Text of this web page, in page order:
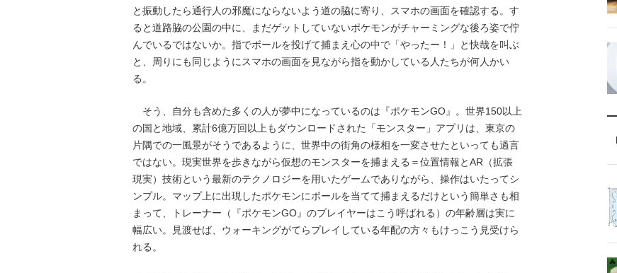
と振動したら通行人の邪魔にならないよう道の脇に寄り、スマホの画面を確認する。す
ると道路脇の公園の中に、まだゲットしていないポケモンがチャーミングな後ろ姿で佇
んでいるではないか。指でボールを投げて捕まえ心の中で「やったー！」と快哉を叫ぶ
と、周りにも同じようにスマホの画面を見ながら指を動かしている人たちが何人かい
る。
そう、自分も含めた多くの人が夢中になっているのは『ポケモンGO』。世界150以上
の国と地域、累計6億万回以上もダウンロードされた「モンスター」アプリは、東京の
片隅での一風景がそうであるように、世界中の街角の様相を一変させたといっても過言
ではない。現実世界を歩きながら仮想のモンスターを捕まえる＝位置情報とAR（拡張
現実）技術という最新のテクノロジーを用いたゲームでありながら、操作はいたってシ
ンプル。マップ上に出現したポケモンにボールを当てて捕まえるだけという簡単さも相
まって、トレーナー（『ポケモンGO』のプレイヤーはこう呼ばれる）の年齢層は実に
幅広い。見渡せば、ウォーキングがてらプレイしている年配の方々もけっこう見受けら
れる。